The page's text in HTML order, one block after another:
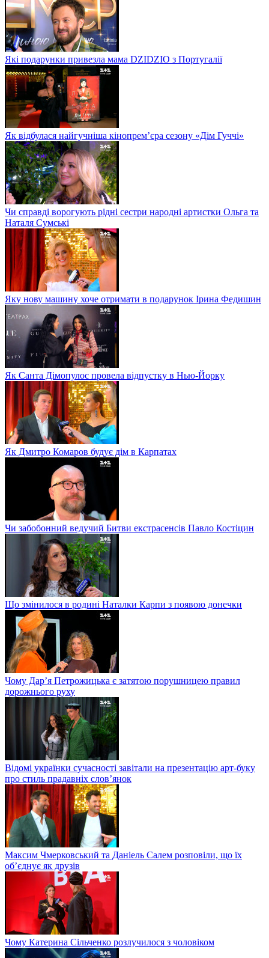
Які подарунки привезла мама DZIDZIO з Португалії
Як відбулася найгучніша кінопрем’єра сезону «Дім Гуччі»
Чи справді ворогують рідні сестри народні артистки Ольга та
Наталя Сумські
Яку нову машину хоче отримати в подарунок Ірина Федишин
Як Санта Дімопулос провела відпустку в Нью-Йорку
Як Дмитро Комаров будує дім в Карпатах
Чи забобонний ведучий Битви екстрасенсів Павло Костіцин
Що змінилося в родині Наталки Карпи з появою донечки
Чому Дар’я Петрожицька є затятою порушницею правил
дорожнього руху
Відомі українки сучасності завітали на презентацію арт-буку
про стиль прадавніх слов’янок
Максим Чмерковський та Даніель Салем розповіли, що їх
об’єднує як друзів
Чому Катерина Сільченко розлучилося з чоловіком